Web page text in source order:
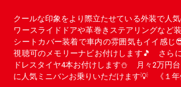
クールな印象をより際立たせている外装で人
ワースライドドアや革巻きステアリングなど
シートカバー装着で車内の雰囲気もイイ感
視聴可のメモリーナビお付けします🎵 さら
ドレスタイヤ4本お付けします⛄ 月々2万円
に人気ミニバンお乗りいただけます💡 《１年